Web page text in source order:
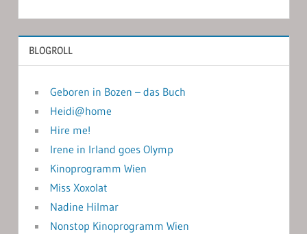
BLOGROLL
Geboren in Bozen – das Buch
Heidi@home
Hire me!
Irene in Irland goes Olymp
Kinoprogramm Wien
Miss Xoxolat
Nadine Hilmar
Nonstop Kinoprogramm Wien